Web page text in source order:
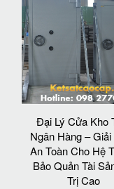
Đại Lý Cửa Kho
Ngân Hàng – Giải
An Toàn Cho Hệ
Bảo Quản Tài
Trị Cao